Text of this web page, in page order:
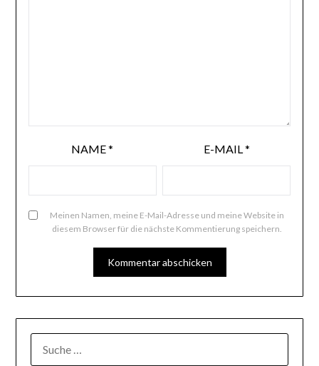
NAME* E-MAIL*
Meinen Namen, meine E-Mail-Adresse und meine Website in
diesem Browser für die nächste Kommentierung speichern.
NACH: